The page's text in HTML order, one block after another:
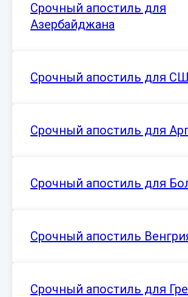
Срочный апостиль для
Азербайджана
Срочный апостиль для
Срочный апостиль для
Срочный апостиль для
Срочный апостиль
Срочный апостиль для